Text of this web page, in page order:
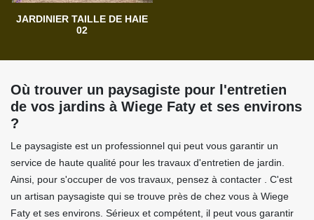
JARDINIER TAILLE DE HAIE
02
Où trouver un paysagiste pour l'entretien
de vos jardins à Wiege Faty et ses environs
?
Le paysagiste est un professionnel qui peut vous garantir un
service de haute qualité pour les travaux d'entretien de jardin.
Ainsi, pour s'occuper de vos travaux, pensez à contacter . C'est
un artisan paysagiste qui se trouve près de chez vous à Wiege
Faty et ses environs. Sérieux et compétent, il peut vous garantir